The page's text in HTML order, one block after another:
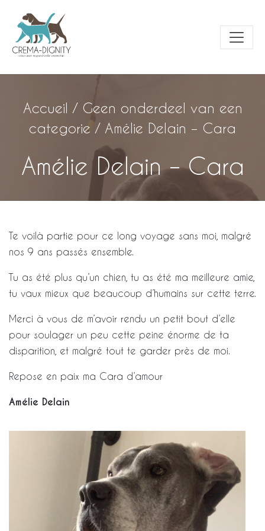
Accueil / Geen onderdeel van een
categorie / Amélie Delain – Cara
Amélie Delain – Cara
Te voilà partie pour ce long voyage sans moi, malgré
nos 9 ans passés ensemble.
Tu as été plus qu’un chien, tu as été ma meilleure amie,
tu vaux mieux que beaucoup d’humains sur cette terre.
Merci à vous de m’avoir rendu un petit bout d’elle
pour soulager un peu cette peine énorme de ta
disparition, et malgré tout te garder près de moi.
Repose en paix ma Cara d’amour
Amélie Delain